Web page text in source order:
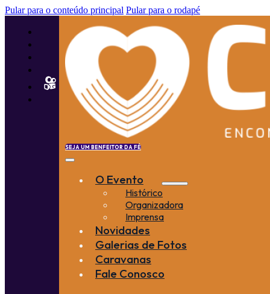
Pular para o conteúdo principal Pular para o rodapé
SEJA UM BENFEITOR DA FÉ
O Evento
Histórico
Organizadora
Imprensa
Novidades
Galerias de Fotos
Caravanas
Fale Conosco